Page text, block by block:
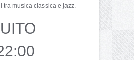
tra musica classica e jazz.